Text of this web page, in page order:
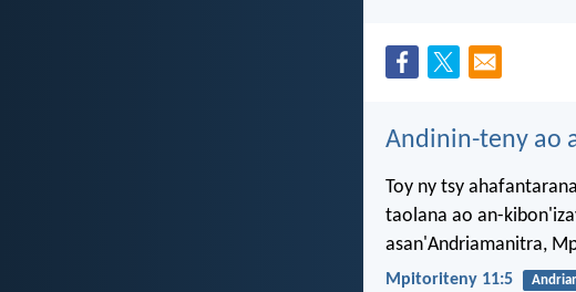
Andinin-teny ao
Toy ny tsy
taolana ao an-
asan'Andriamanitra,
Mpitoriteny 11:5